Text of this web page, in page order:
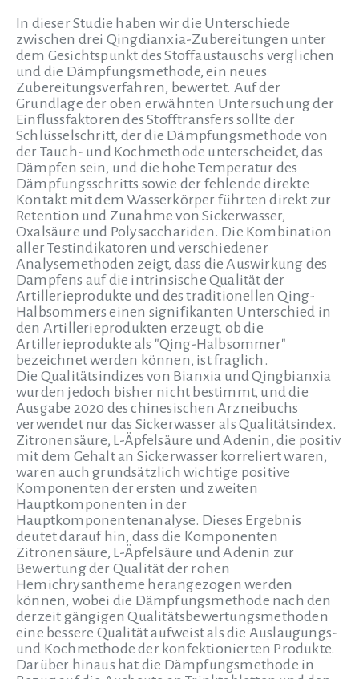
In dieser Studie haben wir die Unterschiede
zwischen drei Qingdianxia-Zubereitungen unter
dem Gesichtspunkt des Stoffaustauschs verglichen
und die Dämpfungsmethode, ein neues
Zubereitungsverfahren, bewertet. Auf der
Grundlage der oben erwähnten Untersuchung der
Einflussfaktoren des Stofftransfers sollte der
Schlüsselschritt, der die Dämpfungsmethode von
der Tauch- und Kochmethode unterscheidet, das
Dämpfen sein, und die hohe Temperatur des
Dämpfungsschritts sowie der fehlende direkte
Kontakt mit dem Wasserkörper führten direkt zur
Retention und Zunahme von Sickerwasser,
Oxalsäure und Polysacchariden. Die Kombination
aller Testindikatoren und verschiedener
Analysemethoden zeigt, dass die Auswirkung des
Dampfens auf die intrinsische Qualität der
Artillerieprodukte und des traditionellen Qing-
Halbsommers einen signifikanten Unterschied in
den Artillerieprodukten erzeugt, ob die
Artillerieprodukte als "Qing-Halbsommer"
bezeichnet werden können, ist fraglich.
Die Qualitätsindizes von Bianxia und Qingbianxia
wurden jedoch bisher nicht bestimmt, und die
Ausgabe 2020 des chinesischen Arzneibuchs
verwendet nur das Sickerwasser als Qualitätsindex.
Zitronensäure, L-Äpfelsäure und Adenin, die positiv
mit dem Gehalt an Sickerwasser korreliert waren,
waren auch grundsätzlich wichtige positive
Komponenten der ersten und zweiten
Hauptkomponenten in der
Hauptkomponentenanalyse. Dieses Ergebnis
deutet darauf hin, dass die Komponenten
Zitronensäure, L-Äpfelsäure und Adenin zur
Bewertung der Qualität der rohen
Hemichrysantheme herangezogen werden
können, wobei die Dämpfungsmethode nach den
derzeit gängigen Qualitätsbewertungsmethoden
eine bessere Qualität aufweist als die Auslaugungs-
und Kochmethode der konfektionierten Produkte.
Darüber hinaus hat die Dämpfungsmethode in